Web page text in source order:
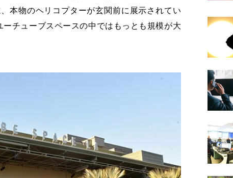
本物のヘリコプターが玄関前に展示されてい
チューブスペースの中ではもっとも規模が大